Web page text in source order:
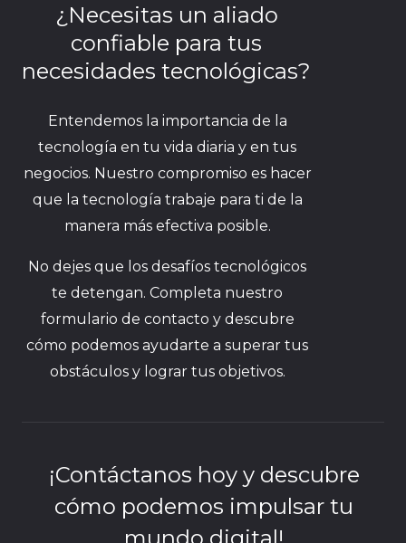
¿Necesitas un aliado
confiable para tus
necesidades tecnológicas?
Entendemos la importancia de la
tecnología en tu vida diaria y en tus
negocios. Nuestro compromiso es hacer
que la tecnología trabaje para ti de la
manera más efectiva posible.
No dejes que los desafíos tecnológicos
te detengan. Completa nuestro
formulario de contacto y descubre
cómo podemos ayudarte a superar tus
obstáculos y lograr tus objetivos.
¡Contáctanos hoy y descubre
cómo podemos impulsar tu
mundo digital!